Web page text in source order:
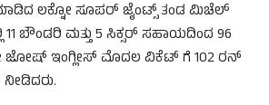
ಲಕ್ನೋ ಸೂಪರ್‌ ಜೈಂಟ್ಸ್‌ ತಂಡ ಮಿಚೆಲ್‌
ಬೌಂಡರಿ ಮತ್ತು 5 ಸಿಕ್ಸರ್‌ ಸಹಾಯದಿಂದ 96
ಜೋಷ್‌ ಇಂಗ್ಲೀಸ್‌ ಮೊದಲ ವಿಕೆಟ್‌ ಗೆ 102 ರನ್‌